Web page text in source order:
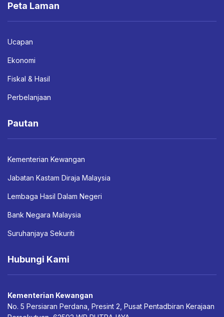
Peta Laman
Ucapan
Ekonomi
Fiskal & Hasil
Perbelanjaan
Pautan
Kementerian Kewangan
Jabatan Kastam Diraja Malaysia
Lembaga Hasil Dalam Negeri
Bank Negara Malaysia
Suruhanjaya Sekuriti
Hubungi Kami
Kementerian Kewangan
No. 5 Persiaran Perdana, Presint 2, Pusat Pentadbiran Kerajaan